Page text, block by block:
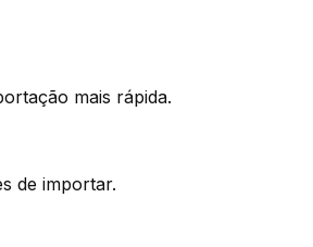
mais rápida.
de importar.